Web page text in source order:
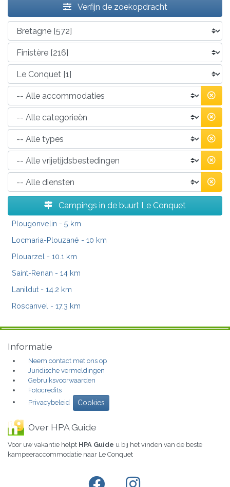
Verfijn de zoekopdracht
Campings in de buurt Le Conquet
Plougonvelin - 5 km
Locmaria-Plouzané - 10 km
Plouarzel - 10.1 km
Saint-Renan - 14 km
Lanildut - 14.2 km
Roscanvel - 17.3 km
Informatie
Neem contact met ons op
Juridische vermeldingen
Gebruiksvoorwaarden
Fotocredits
Privacybeleid
Cookies
Over HPA Guide
Voor uw vakantie helpt HPA Guide u bij het vinden van de beste
kampeeraccommodatie naar Le Conquet